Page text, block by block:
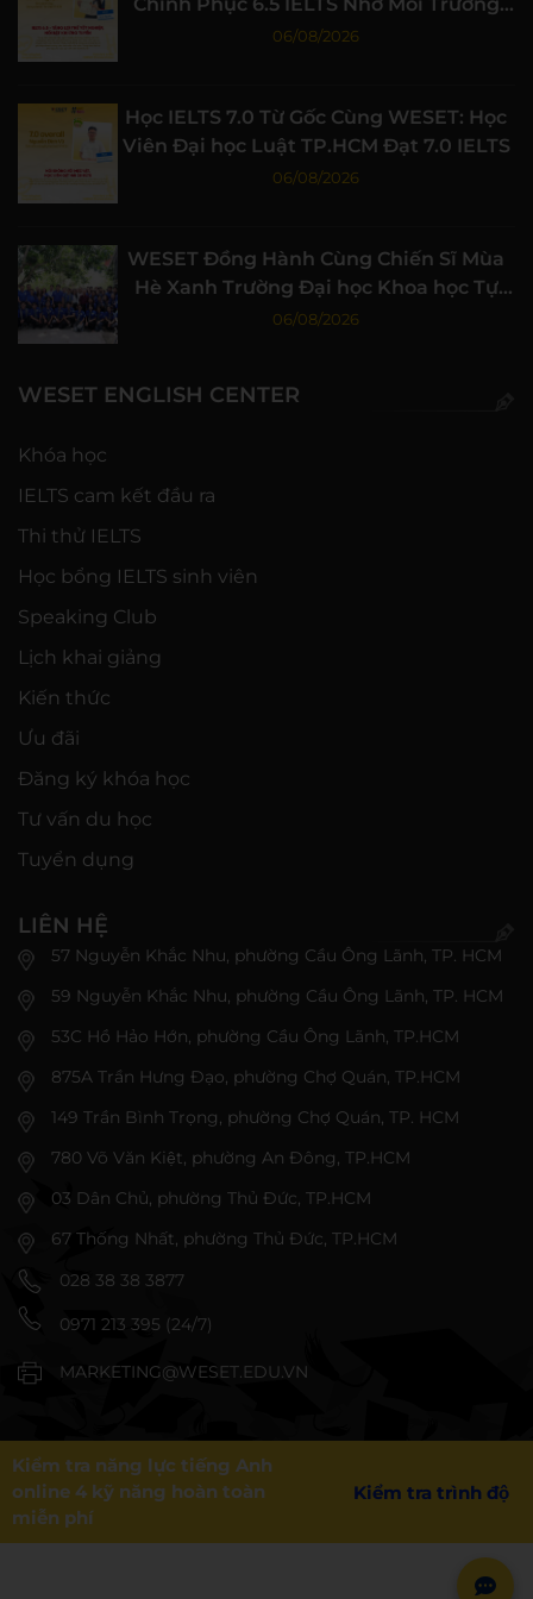
Chinh Phục 6.5 IELTS Nhờ Môi Trường
Học Tập Chất Lượng
06/08/2026
Học IELTS 7.0 Từ Gốc Cùng WESET: Học
Viên Đại học Luật TP.HCM Đạt 7.0 IELTS
06/08/2026
WESET Đồng Hành Cùng Chiến Sĩ Mùa
Hè Xanh Trường Đại học Khoa học Tự
nhiên, ĐHQG-HCM
06/08/2026
WESET ENGLISH CENTER
Khóa học
IELTS cam kết đầu ra
Thi thử IELTS
Học bổng IELTS sinh viên
Speaking Club
Lịch khai giảng
Kiến thức
Ưu đãi
Đăng ký khóa học
Tư vấn du học
Tuyển dụng
LIÊN HỆ
57 Nguyễn Khắc Nhu, phường Cầu Ông Lãnh, TP. HCM
59 Nguyễn Khắc Nhu, phường Cầu Ông Lãnh, TP. HCM
53C Hồ Hảo Hớn, phường Cầu Ông Lãnh, TP.HCM
875A Trần Hưng Đạo, phường Chợ Quán, TP.HCM
149 Trần Bình Trọng, phường Chợ Quán, TP. HCM
780 Võ Văn Kiệt, phường An Đông, TP.HCM
03 Dân Chủ, phường Thủ Đức, TP.HCM
67 Thống Nhất, phường Thủ Đức, TP.HCM
028 38 38 3877
0971 213 395 (24/7)
MARKETING@WESET.EDU.VN
Kiểm tra năng lực tiếng Anh
online 4 kỹ năng hoàn toàn
miễn phí
Kiểm tra trình độ